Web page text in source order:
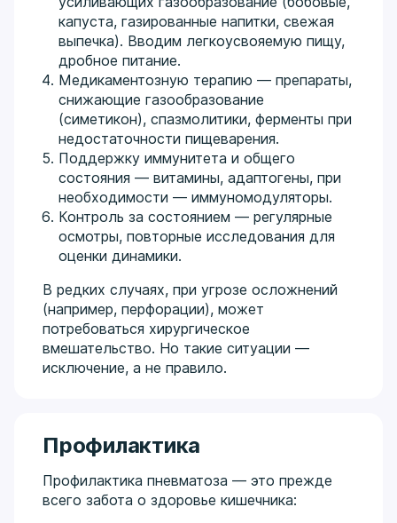
капуста, газированные напитки, свежая
выпечка). Вводим легкоусвояемую пищу,
дробное питание.
Медикаментозную терапию — препараты,
снижающие газообразование
(симетикон), спазмолитики, ферменты при
недостаточности пищеварения.
Поддержку иммунитета и общего
состояния — витамины, адаптогены, при
необходимости — иммуномодуляторы.
Контроль за состоянием — регулярные
осмотры, повторные исследования для
оценки динамики.
В редких случаях, при угрозе осложнений
(например, перфорации), может
потребоваться хирургическое
вмешательство. Но такие ситуации —
исключение, а не правило.
Профилактика
Профилактика пневматоза — это прежде
всего забота о здоровье кишечника: